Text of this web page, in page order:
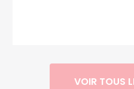
VOIR TOUS